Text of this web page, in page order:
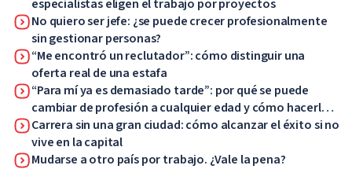
especialistas eligen el trabajo por proyectos
No quiero ser jefe: ¿se puede crecer profesionalmente
sin gestionar personas?
“Me encontró un reclutador”: cómo distinguir una
oferta real de una estafa
“Para mí ya es demasiado tarde”: por qué se puede
cambiar de profesión a cualquier edad y cómo hacerlo
bien
Carrera sin una gran ciudad: cómo alcanzar el éxito si no
vive en la capital
Mudarse a otro país por trabajo. ¿Vale la pena?